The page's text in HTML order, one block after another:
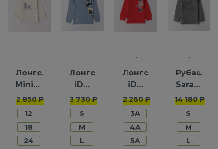
Лонгслив
Minibanda
для
мальчиков
2 850 ₽
12
18
24
Лонгслив
iDO
для
мальчиков
3 730 ₽
S
M
L
Лонгслив
iDO
для
мальчиков
2 260 ₽
3A
4A
5A
Рубашка
для
14 180 ₽
S
M
L